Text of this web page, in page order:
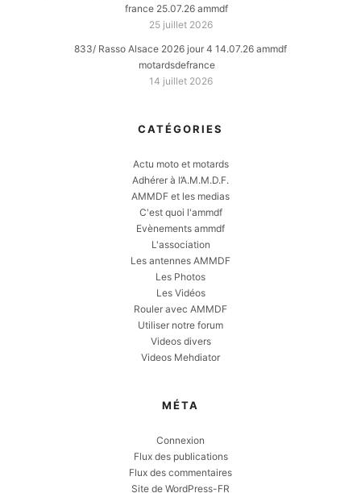
france 25.07.26 ammdf
25 juillet 2026
833/ Rasso Alsace 2026 jour 4 14.07.26 ammdf
motardsdefrance
14 juillet 2026
CATÉGORIES
Actu moto et motards
Adhérer à l’A.M.M.D.F.
AMMDF et les medias
C'est quoi l'ammdf
Evènements ammdf
L'association
Les antennes AMMDF
Les Photos
Les Vidéos
Rouler avec AMMDF
Utiliser notre forum
Videos divers
Videos Mehdiator
MÉTA
Connexion
Flux des publications
Flux des commentaires
Site de WordPress-FR